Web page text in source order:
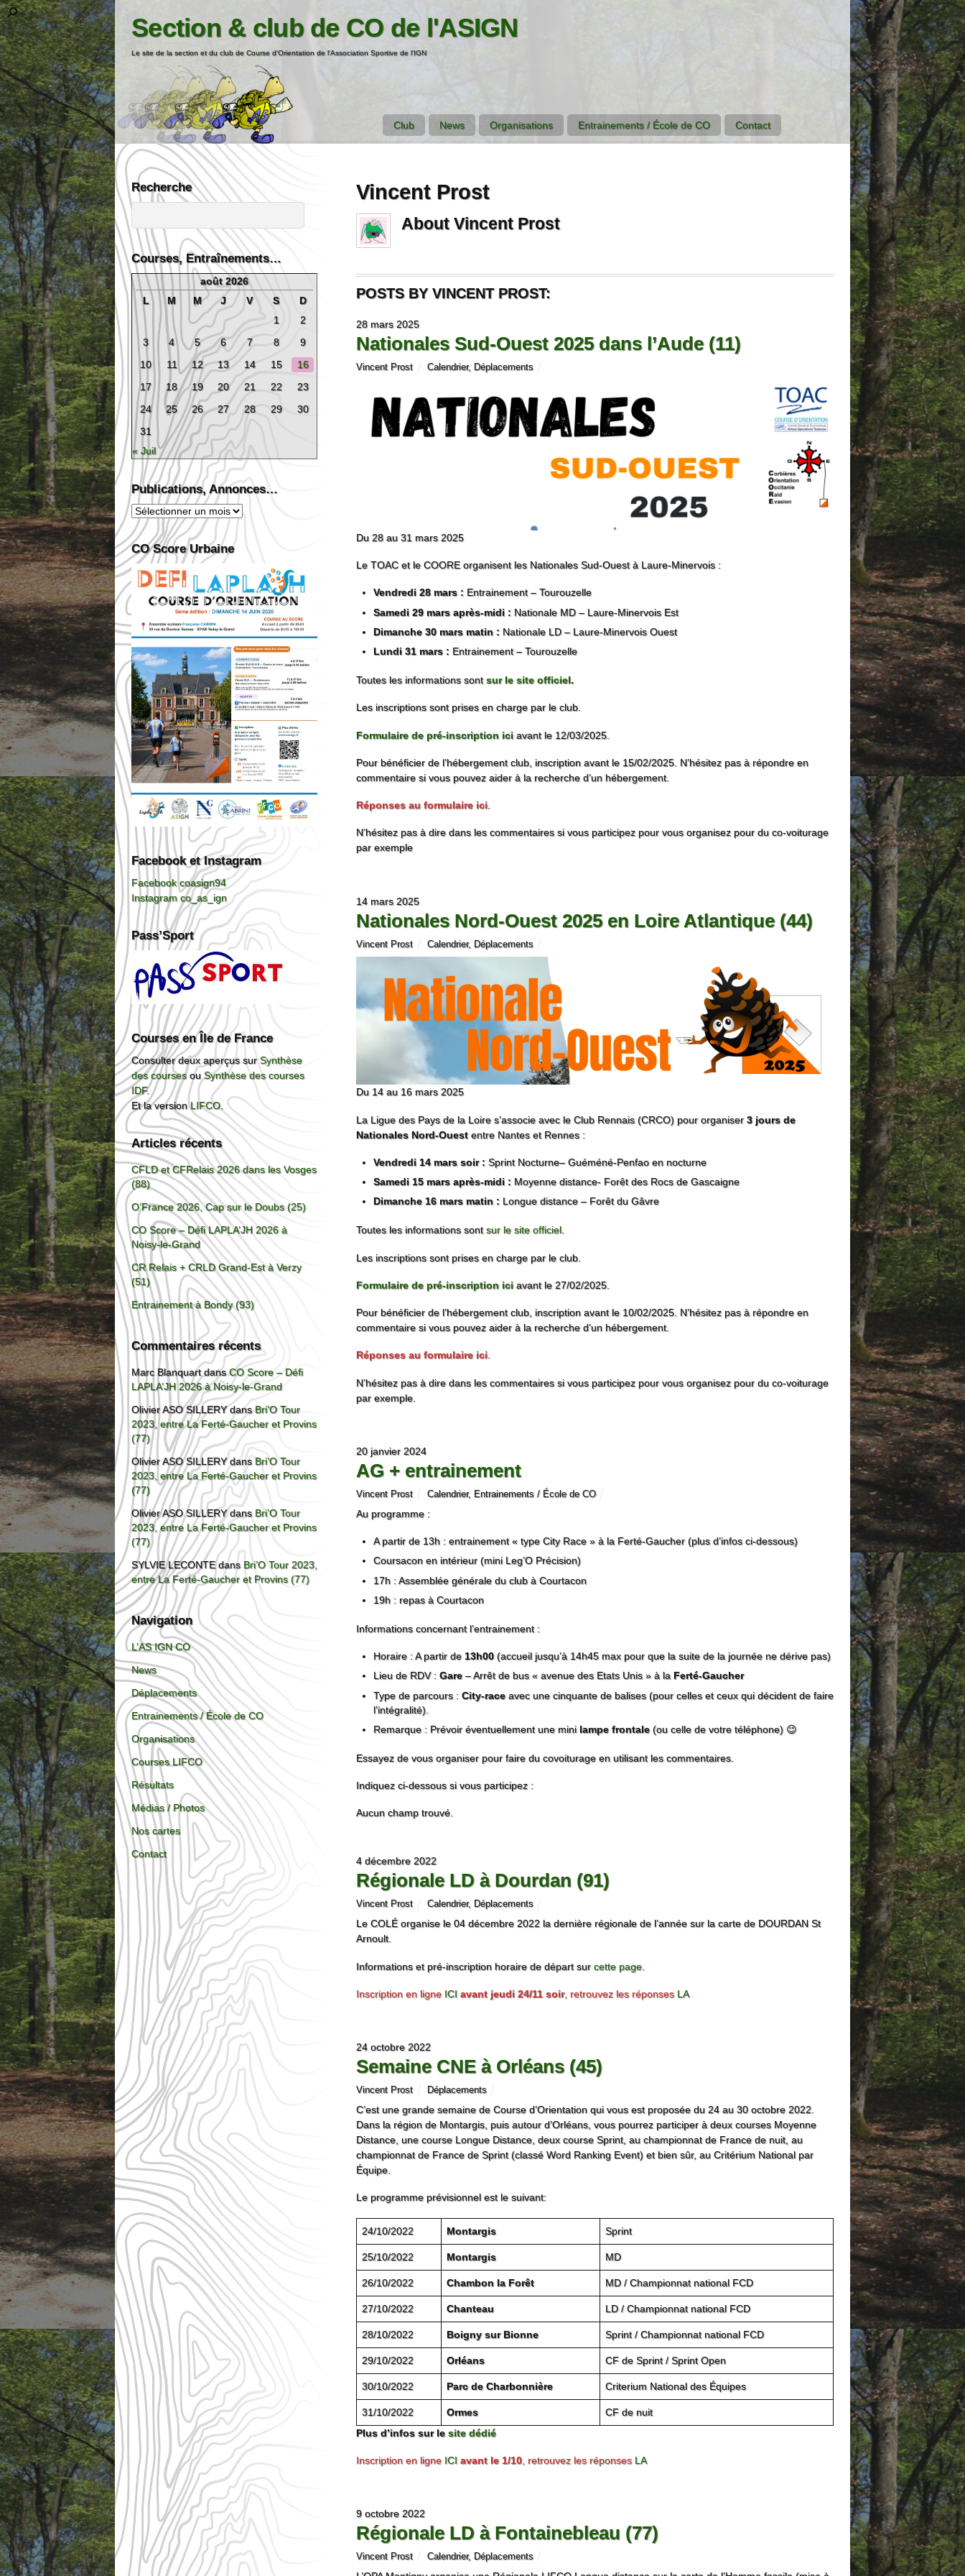
Section & club de CO de l'ASIGN
Le site de la section et du club de Course d'Orientation de l'Association Sportive de l'IGN
Club News Organisations Entrainements / École de CO Contact
Vincent Prost
AboutVincent Prost
POSTS BY VINCENT PROST:
28 mars 2025
Nationales Sud-Ouest 2025 dans l’Aude (11)
Vincent Prost Calendrier, Déplacements
Du 28 au 31 mars 2025
Le TOAC et le COORE organisent les Nationales Sud-Ouest à Laure-Minervois :
Vendredi 28 mars :Entrainement – Tourouzelle
Samedi 29 mars après-midi :Nationale MD – Laure-Minervois Est
Dimanche 30 mars matin :Nationale LD – Laure-Minervois Ouest
Lundi 31 mars :Entrainement – Tourouzelle
Toutes les informations sontsur le site officiel.
Les inscriptions sont prises en charge par le club.
Formulaire de pré-inscription iciavant le 12/03/2025.
Pour bénéficier de l’hébergement club, inscription avant le 15/02/2025. N’hésitez pas à répondre en
commentaire si vous pouvez aider à la recherche d’un hébergement.
Réponses au formulaire ici.
N’hésitez pas à dire dans les commentaires si vous participez pour vous organisez pour du co-voiturage
par exemple
14 mars 2025
Nationales Nord-Ouest 2025 en Loire Atlantique (44)
Vincent Prost Calendrier, Déplacements
Du 14 au 16 mars 2025
La Ligue des Pays de la Loire s’associe avec le Club Rennais (CRCO) pour organiser3 jours de
Nationales Nord-Ouestentre Nantes et Rennes :
Vendredi 14 mars soir :Sprint Nocturne– Guéméné-Penfao en nocturne
Samedi 15 mars après-midi :Moyenne distance- Forêt des Rocs de Gascaigne
Dimanche 16 mars matin :Longue distance – Forêt du Gâvre
Toutes les informations sontsur le site officiel.
Les inscriptions sont prises en charge par le club.
Formulaire de pré-inscription iciavant le 27/02/2025.
Pour bénéficier de l’hébergement club, inscription avant le 10/02/2025. N’hésitez pas à répondre en
commentaire si vous pouvez aider à la recherche d’un hébergement.
Réponses au formulaire ici.
N’hésitez pas à dire dans les commentaires si vous participez pour vous organisez pour du co-voiturage
par exemple.
20 janvier 2024
AG + entrainement
Vincent Prost Calendrier, Entrainements / École de CO
Au programme :
A partir de 13h : entrainement « type City Race » à la Ferté-Gaucher (plus d’infos ci-dessous)
Coursacon en intérieur (mini Leg’O Précision)
17h : Assemblée générale du club à Courtacon
19h : repas à Courtacon
Informations concernant l’entrainement :
Horaire : A partir de 13h00(accueil jusqu’à 14h45 max pour que la suite de la journée ne dérive pas)
Lieu de RDV : Gare– Arrêt de bus « avenue des Etats Unis » à la Ferté-Gaucher
Type de parcours :City-raceavec une cinquante de balises (pour celles et ceux qui décident de faire
l’intégralité).
Remarque : Prévoir éventuellement une mini lampe frontale(ou celle de votre téléphone) 😉
Essayez de vous organiser pour faire du covoiturage en utilisant les commentaires.
Indiquez ci-dessous si vous participez :
Aucun champ trouvé.
4 décembre 2022
Régionale LD à Dourdan (91)
Vincent Prost Calendrier, Déplacements
Le COLÉ organise le 04 décembre 2022 la dernière régionale de l’année sur la carte de DOURDAN St
Arnoult.
Informations et pré-inscription horaire de départ surcette page.
Inscription en ligne ICIavant jeudi 24/11 soir, retrouvez les réponses LA
24 octobre 2022
Semaine CNE à Orléans (45)
Vincent Prost Déplacements
C’est une grande semaine de Course d’Orientation qui vous est proposée du 24 au 30 octobre 2022.
Dans la région de Montargis, puis autour d’Orléans, vous pourrez participer à deux courses Moyenne
Distance, une course Longue Distance, deux course Sprint, au championnat de France de nuit, au
championnat de France de Sprint (classé Word Ranking Event) et bien sûr, au Critérium National par
Équipe.
Le programme prévisionnel est le suivant:
24/10/2022 Montargis Sprint
25/10/2022 Montargis MD
26/10/2022 Chambon la Forêt MD / Championnat national FCD
27/10/2022 Chanteau LD / Championnat national FCD
28/10/2022 Boigny sur Bionne Sprint / Championnat national FCD
29/10/2022 Orléans CF de Sprint / Sprint Open
30/10/2022 Parc de Charbonnière Criterium National des Équipes
31/10/2022 Ormes
CF de nuit
Plus d’infos sur lesite dédié
Inscription en ligne ICIavant le 1/10, retrouvez les réponses LA
9 octobre 2022
Régionale LD à Fontainebleau (77)
Vincent Prost Calendrier, Déplacements
Recherche
Courses, Entraînements…
août 2026
L
M M J V S
D
1
2
3
4 5 6 7 8
9
10
11 12 13 14 15
16
17
18 19 20 21 22
23
24
25 26 27 28 29
30
31
« Juil
Publications, Annonces…
Publications,
Annonces…
CO Score Urbaine
Facebook et Instagram
Facebook coasign94
Instagram co_as_ign
Pass’Sport
Courses en Île de France
Consulter deux aperçus surSynthèse
des coursesouSynthèse des courses
IDF.
Et la versionLIFCO.
Articles récents
CFLD et CFRelais 2026 dans les Vosges
(88)
O’France 2026, Cap sur le Doubs (25)
CO Score – Défi LAPLA’JH 2026 à
Noisy-le-Grand
CR Relais + CRLD Grand-Est à Verzy
(51)
Entrainement à Bondy (93)
Commentaires récents
Marc BlanquartdansCO Score – Défi
LAPLA’JH 2026 à Noisy-le-Grand
Olivier ASO SILLERYdansBri’O Tour
2023, entre La Ferté-Gaucher et Provins
(77)
Olivier ASO SILLERYdans Bri’O Tour
2023, entre La Ferté-Gaucher et Provins
(77)
Olivier ASO SILLERYdans Bri’O Tour
2023, entre La Ferté-Gaucher et Provins
(77)
SYLVIE LECONTEdans Bri’O Tour 2023,
entre La Ferté-Gaucher et Provins (77)
Navigation
L’AS IGN CO
News
Déplacements
Entrainements / École de CO
Organisations
Courses LIFCO
Résultats
Médias / Photos
Nos cartes
Contact